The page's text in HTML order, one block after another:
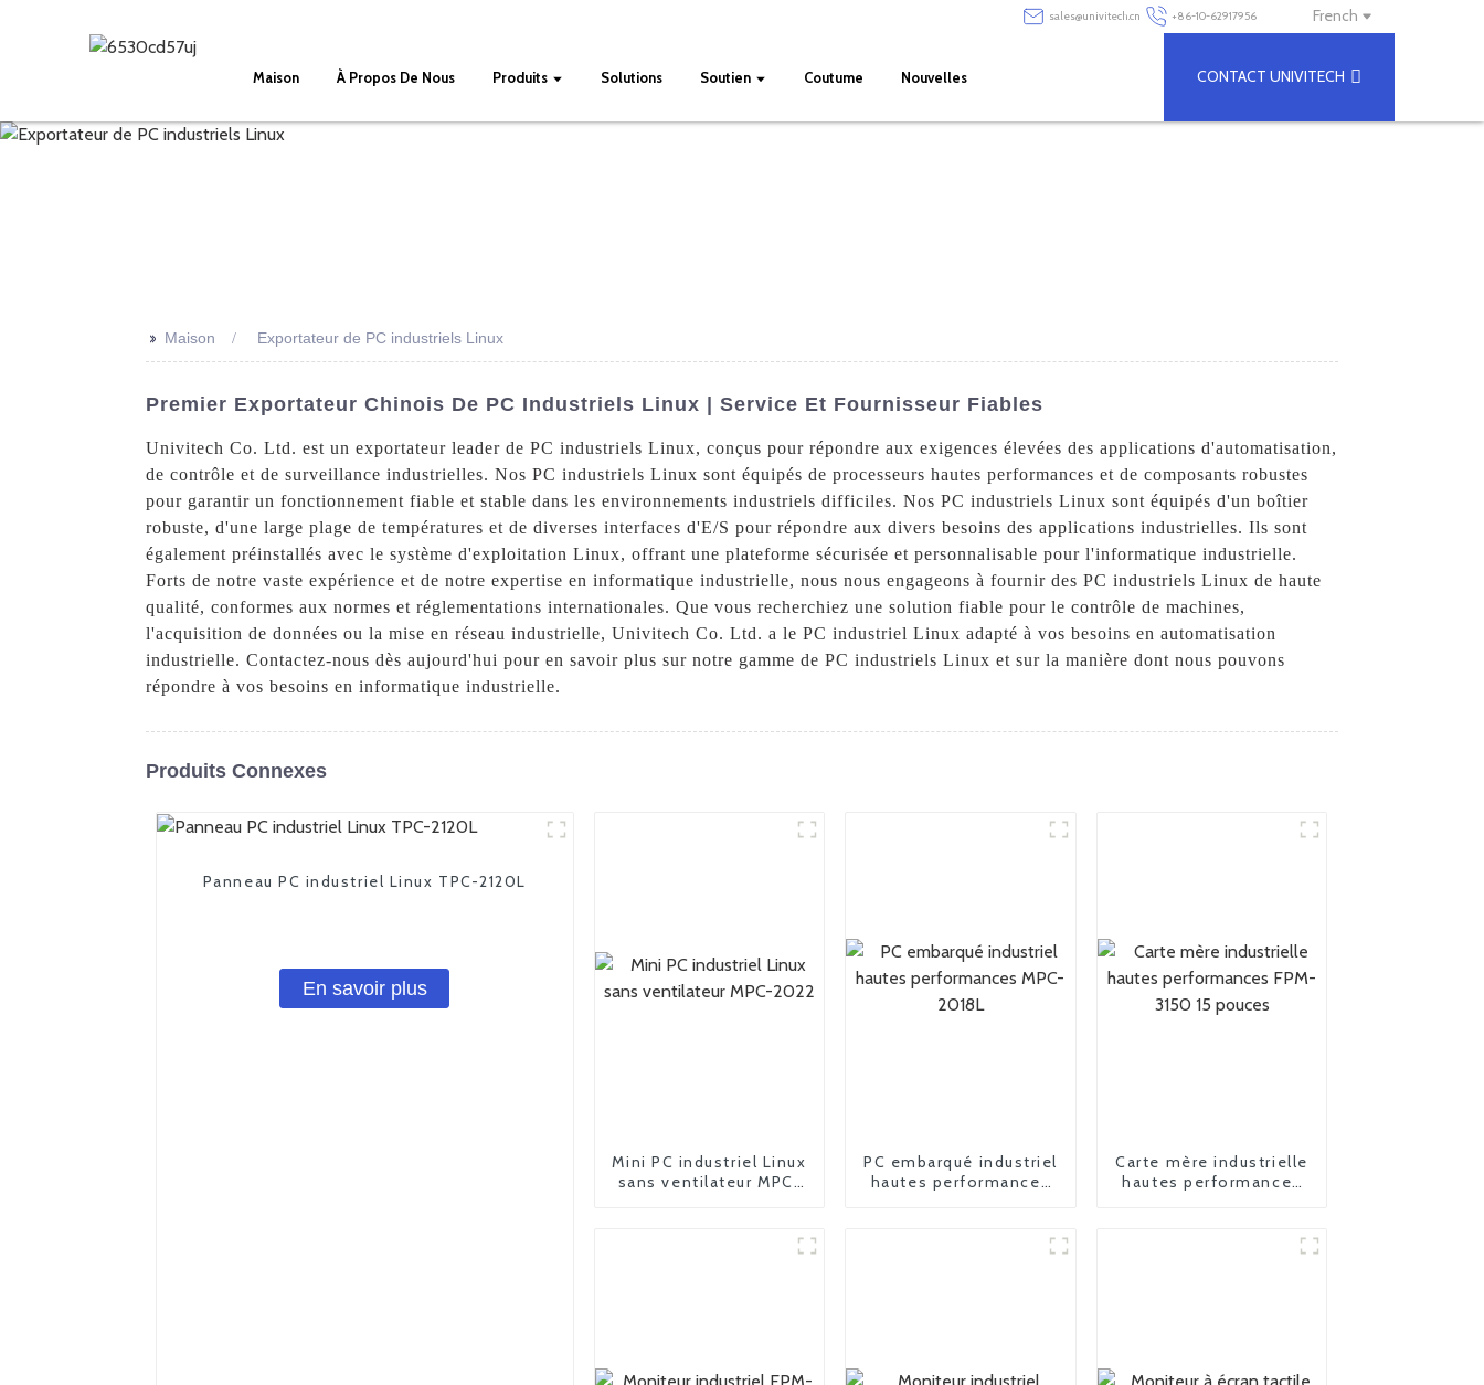
sales@univitech.cn +86-10-62917956 French
Maison À Propos De Nous Produits Solutions Soutien Coutume Nouvelles CONTACT UNIVITECH
>> Maison Exportateur de PC industriels Linux
Premier Exportateur Chinois De PC Industriels Linux | Service Et Fournisseur Fiables
Univitech Co. Ltd. est un exportateur leader de PC industriels Linux, conçus pour répondre aux exigences élevées des applications d'automatisation,
de contrôle et de surveillance industrielles. Nos PC industriels Linux sont équipés de processeurs hautes performances et de composants robustes
pour garantir un fonctionnement fiable et stable dans les environnements industriels difficiles. Nos PC industriels Linux sont équipés d'un boîtier
robuste, d'une large plage de températures et de diverses interfaces d'E/S pour répondre aux divers besoins des applications industrielles. Ils sont
également préinstallés avec le système d'exploitation Linux, offrant une plateforme sécurisée et personnalisable pour l'informatique industrielle.
Forts de notre vaste expérience et de notre expertise en informatique industrielle, nous nous engageons à fournir des PC industriels Linux de haute
qualité, conformes aux normes et réglementations internationales. Que vous recherchiez une solution fiable pour le contrôle de machines,
l'acquisition de données ou la mise en réseau industrielle, Univitech Co. Ltd. a le PC industriel Linux adapté à vos besoins en automatisation
industrielle. Contactez-nous dès aujourd'hui pour en savoir plus sur notre gamme de PC industriels Linux et sur la manière dont nous pouvons
répondre à vos besoins en informatique industrielle.
Produits Connexes
Panneau PC industriel Linux TPC-2120L
En savoir plus
Mini PC industriel Linux
sans ventilateur MPC-
PC embarqué industriel
hautes performances
Carte mère industrielle
hautes performances